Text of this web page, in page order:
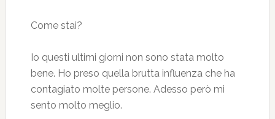
Come stai?
Io questi ultimi giorni non sono stata molto
bene. Ho preso quella brutta influenza che ha
contagiato molte persone. Adesso però mi
sento molto meglio.